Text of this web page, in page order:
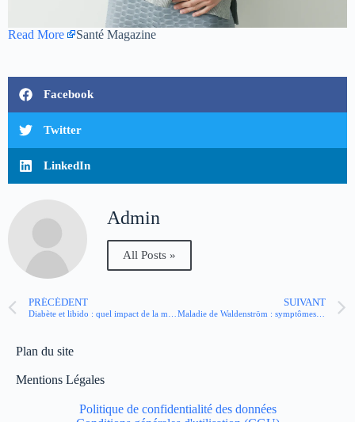
Read More Santé Magazine
Facebook
Twitter
LinkedIn
Admin
All Posts »
PRÉCÉDENT
Diabète et libido : quel impact de la maladie sur la vie sexuelle ?
SUIVANT
Maladie de Waldenström : symptômes, causes, traitements
Plan du site
Mentions Légales
Politique de confidentialité des données